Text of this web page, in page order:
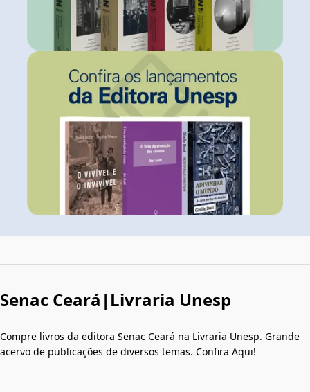
Senac Ceará|Livraria Unesp
Compre livros da editora Senac Ceará na Livraria Unesp. Grande
acervo de publicações de diversos temas. Confira Aqui!